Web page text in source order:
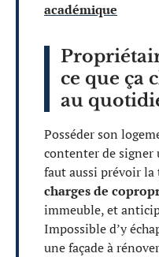
académique
ce que ça
au
Posséder son
contenter de signer
faut aussi prévoir la
charges de
immeuble, et
Impossible d’y
une façade à